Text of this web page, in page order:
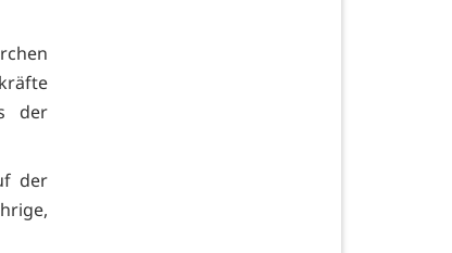
der
der